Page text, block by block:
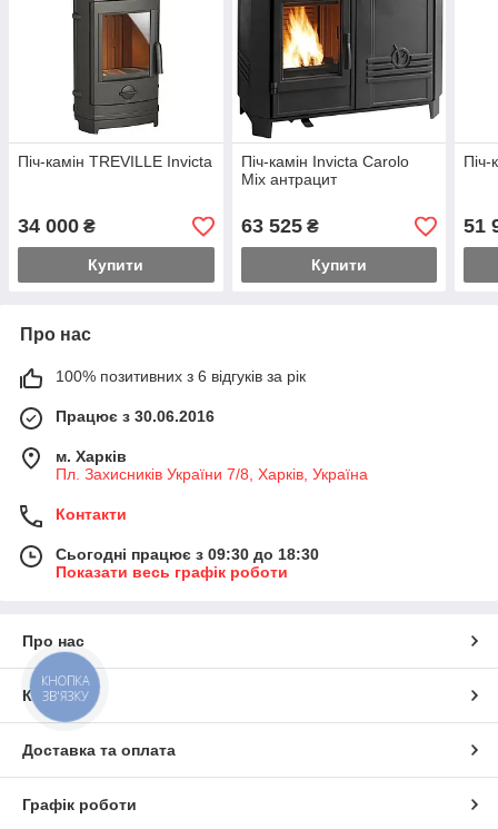
Піч-камін TREVILLE Invicta
34 000 ₴
Купити
Піч-камін Invicta Carolo
Mix антрацит
63 525₴
Купити
Піч-
51
Про нас
100% позитивних з 6 відгуків за рік
Працює з 30.06.2016
м. Харків
Пл. Захисників України 7/8, Харків, Україна
Контакти
Сьогодні працює з 09:30 до 18:30
Показати весь графік роботи
Про нас
Контакти
Доставка та оплата
Графік роботи
КНОПКА
ЗВ'ЯЗКУ